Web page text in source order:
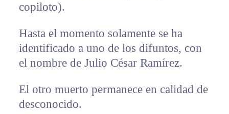
copiloto).
Hasta el momento solamente se ha
identificado a uno de los difuntos, con
el nombre de Julio César Ramírez.
El otro muerto permanece en calidad de
desconocido.